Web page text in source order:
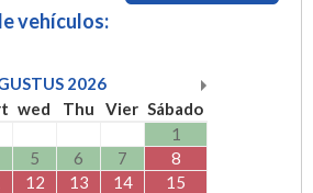
vehículos:
2026
wed Thu Vier Sábado
1
5 6 7
8
12 13 14
15